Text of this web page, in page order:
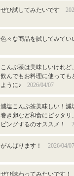
ぜひ試してみたいです
色々な商品を試してみて
こんぶ茶は美味しいけれ
飲んでもお料理に使って
ように♪ 2026/04/07
減塩こんぶ茶美味しい！減
巻き卵など和食にピッタリ
ピングするのオススメ！
がんばります！ 2026/04/07
ぜひ味わってみたいです！